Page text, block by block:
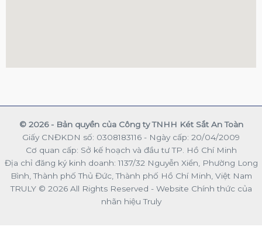
© 2026 - Bản quyền của Công ty TNHH Két Sắt An Toàn
Giấy CNĐKDN số: 0308183116 - Ngày cấp: 20/04/2009
Cơ quan cấp: Sở kế hoạch và đầu tư TP. Hồ Chí Minh
Địa chỉ đăng ký kinh doanh: 1137/32 Nguyễn Xiển, Phường Long
Bình, Thành phố Thủ Đức, Thành phố Hồ Chí Minh, Việt Nam
TRULY © 2026 All Rights Reserved - Website Chính thức của
nhãn hiệu Truly